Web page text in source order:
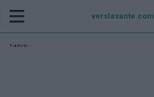
verslasante.com
Publicité: